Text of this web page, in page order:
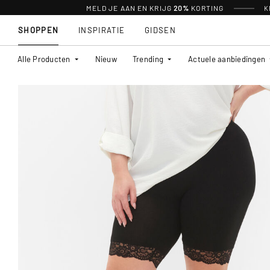
MELD JE AAN EN KRIJG 20% KORTING
SHOPPEN
Alle Producten Nieuw Trending Actuele aanbiedingen
INSPIRATIE GIDSEN